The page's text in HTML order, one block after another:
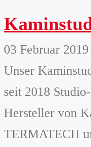
03 Februar 2019
Unser
seit 2018
Hersteller von
TERMATECH